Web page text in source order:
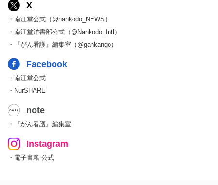
X
・南江堂公式（@nankodo_NEWS）
・南江堂洋書部公式（@Nankodo_Intl）
・『がん看護』編集室（@gankango）
Facebook
・南江堂公式
・NurSHARE
note
・『がん看護』編集室
Instagram
・電子書籍 公式